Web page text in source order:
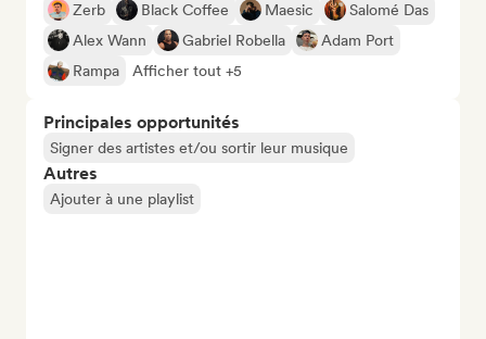
Zerb Black Coffee Maesic
Salomé Das
Alex Wann
Gabriel Robella
Adam Port
Rampa
Afficher tout +5
Principales opportunités
Signer des artistes et/ou sortir leur musique
Autres
Ajouter à une playlist